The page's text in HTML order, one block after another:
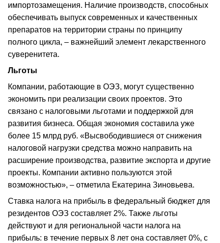
импортозамещения. Наличие производств, способных
обеспечивать выпуск современных и качественных
препаратов на территории страны по принципу
полного цикла, – важнейший элемент лекарственного
суверенитета.
Льготы
Компании, работающие в ОЭЗ, могут существенно
экономить при реализации своих проектов. Это
связано с налоговыми льготами и поддержкой для
развития бизнеса. Общая экономия составила уже
более 15 млрд руб. «Высвободившиеся от снижения
налоговой нагрузки средства можно направить на
расширение производства, развитие экспорта и другие
проекты. Компании активно пользуются этой
возможностью», – отметила Екатерина Зиновьева.
Ставка налога на прибыль в федеральный бюджет для
резидентов ОЭЗ составляет 2%. Также льготы
действуют и для региональной части налога на
прибыль: в течение первых 8 лет она составляет 0%, с